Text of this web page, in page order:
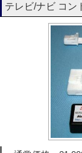
テレビ/ナビ コン